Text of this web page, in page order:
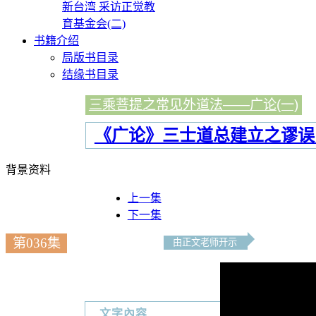
新台湾 采访正觉教
育基金会(二)
书籍介绍
局版书目录
结缘书目录
三乘菩提之常见外道法——广论(一)
《广论》三士道总建立之谬
背景资料
上一集
下一集
第036集 由正文老师开示
文字內容